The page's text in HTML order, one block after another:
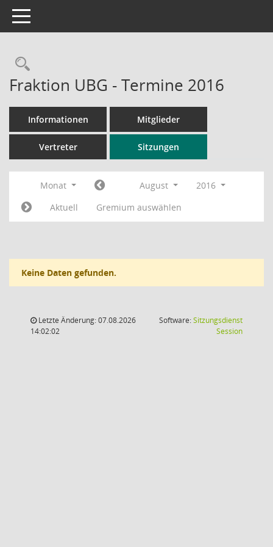
Toggle navigation
Rechercheauswahl
Fraktion UBG - Termine 2016
Informationen Mitglieder
Vertreter Sitzungen
Monat August
2016
Aktuell
Gremium auswählen
Keine Daten gefunden.
Letzte Änderung: 07.08.2026
14:02:02
Software:Sitzungsdienst
Session(Wird in